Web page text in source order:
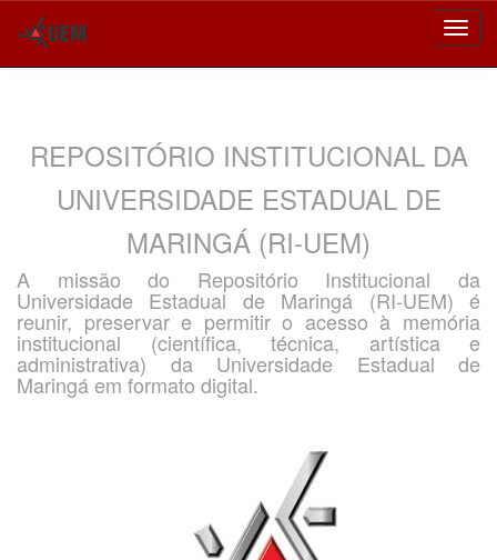
REPOSITÓRIO INSTITUCIONAL DA
UNIVERSIDADE ESTADUAL DE
MARINGÁ (RI-UEM)
A missão do Repositório Institucional da
Universidade Estadual de Maringá (RI-UEM) é
reunir, preservar e permitir o acesso à memória
institucional (científica, técnica, artística e
administrativa) da Universidade Estadual de
Maringá em formato digital.